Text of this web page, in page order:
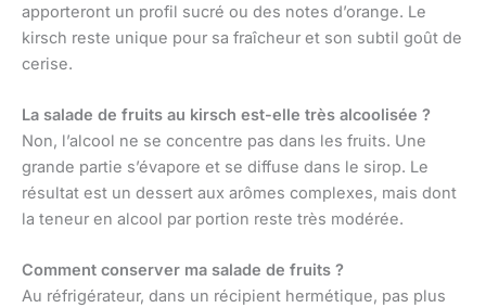
apporteront un profil sucré ou des notes d’orange. Le
kirsch reste unique pour sa fraîcheur et son subtil goût de
cerise.
La salade de fruits au kirsch est-elle très alcoolisée ?
Non, l’alcool ne se concentre pas dans les fruits. Une
grande partie s’évapore et se diffuse dans le sirop. Le
résultat est un dessert aux arômes complexes, mais dont
la teneur en alcool par portion reste très modérée.
Comment conserver ma salade de fruits ?
Au réfrigérateur, dans un récipient hermétique, pas plus